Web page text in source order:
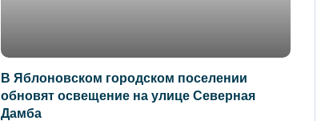
В Яблоновском городском поселении
обновят освещение на улице Северная
Дамба